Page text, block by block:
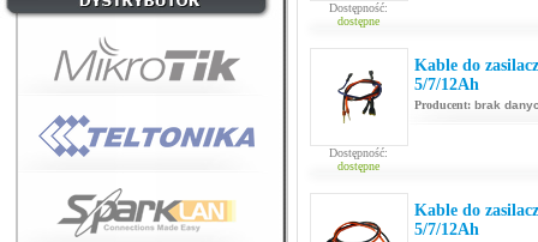
Dostępność:
dostępne
Dostępność:
dostępne
Kable do
5/7/12Ah
Producent: brak
Kable do
5/7/12Ah